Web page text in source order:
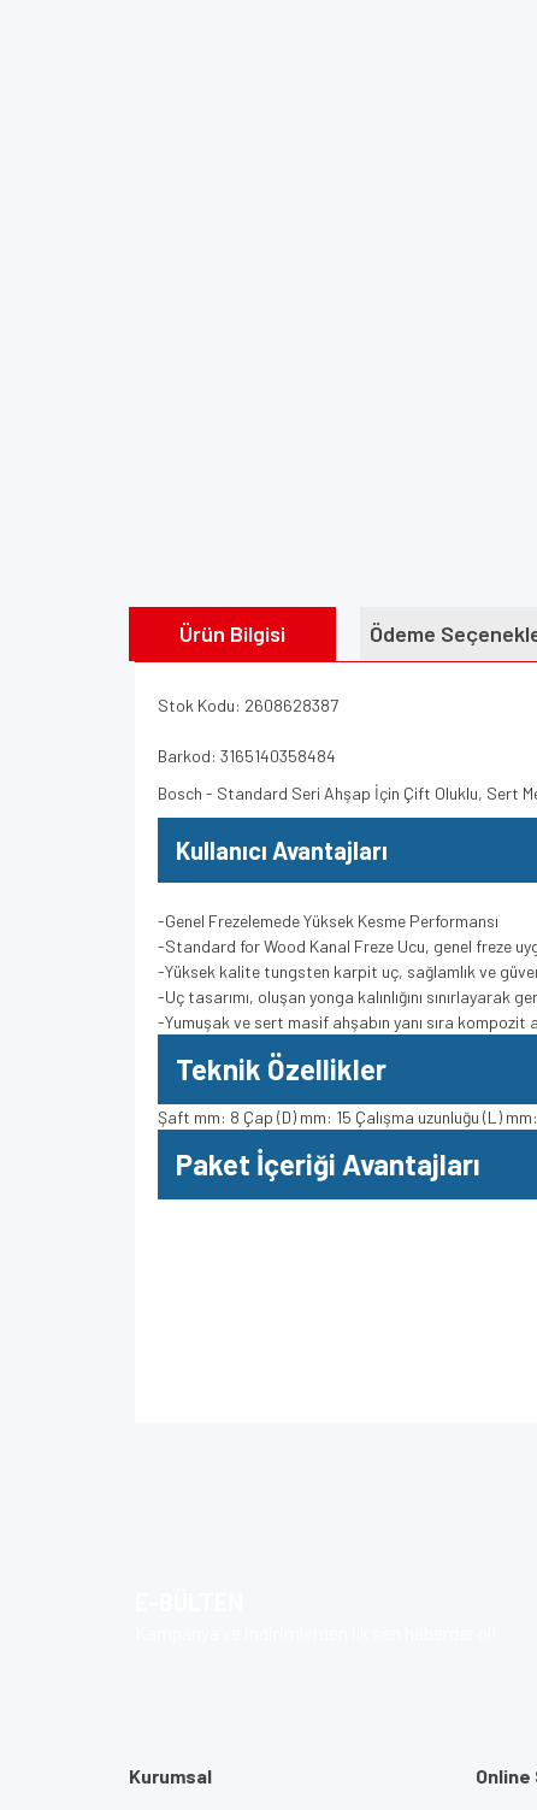
Ürün Bilgisi Ödeme
Stok Kodu: 2608628387
Barkod: 3165140358484
Bosch - Standard Seri Ahşap İçin Çift Oluklu, Sert
Kullanıcı Avantajları
-Genel Frezelemede Yüksek Kesme Performansı
-Standard for Wood Kanal Freze Ucu, genel freze
-Yüksek kalite tungsten karpit uç, sağlamlık ve
-Uç tasarımı, oluşan yonga kalınlığını sınırlayarak
-Yumuşak ve sert masif ahşabın yanı sıra
Teknik Özellikler
Şaft mm: 8 Çap (D) mm: 15 Çalışma uzunluğu (L)
Paket İçeriği Avantajları
Kurumsal Online